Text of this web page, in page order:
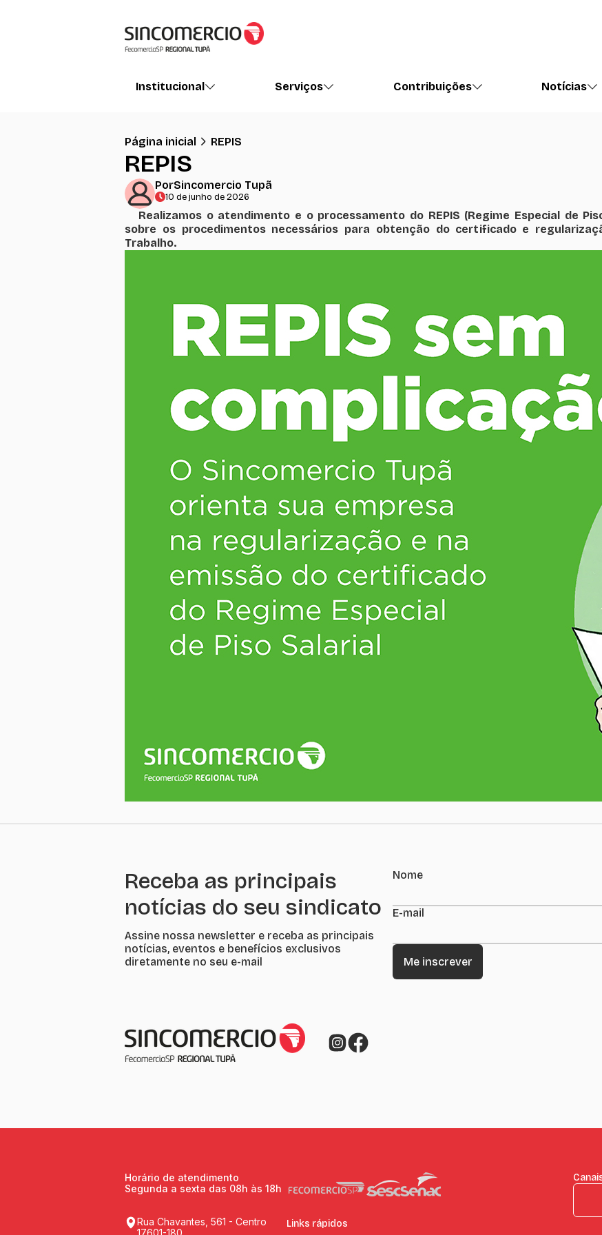
Institucional Serviços Contribuições Notícias
Página inicial REPIS
REPIS
PorSincomercio Tupã
10 de junho de 2026
Realizamos o atendimento e o processamento do REPIS (Regime Especial de
sobre os procedimentos necessários para obtenção do certificado e
Trabalho.
Receba as principais
notícias do seu sindicato
Assine nossa newsletter e receba as principais
notícias, eventos e benefícios exclusivos
diretamente no seu e-mail
Nome
E-mail
Horário de atendimento
Segunda a sexta das 08h às 18h
Rua Chavantes, 561 - Centro
17601-180
Links rápidos